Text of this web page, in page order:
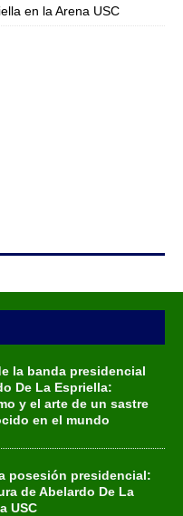
en la Arena USC
la banda presidencial
De La Espriella:
y el arte de un sastre
en el mundo
posesión presidencial:
de Abelardo De La
USC